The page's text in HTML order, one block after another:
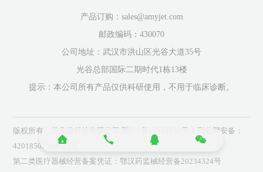
产品订购：sales@amyjet.com
邮政编码：430070
公司地址：武汉市洪山区光谷大道35号
光谷总部国际二期时代1栋13楼
提示：本公司所有产品仅供科研使用，不用于临床诊断。
版权所有：艾美捷科技有限公司 鄂ICP备10204150号-1
鄂公网安备：
42018502004523号
第二类医疗器械经营备案凭证：鄂汉药监械经营备20234324号